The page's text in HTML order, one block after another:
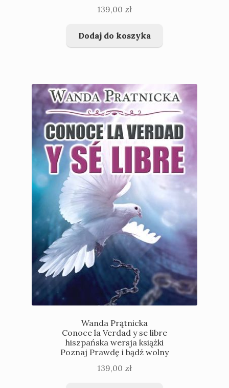
139,00 zł
Dodaj do koszyka
Wanda Prątnicka
Conoce la Verdad y se libre
hiszpańska wersja książki
Poznaj Prawdę i bądź wolny
139,00 zł